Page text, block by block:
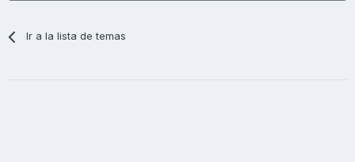
Ir a la lista de temas